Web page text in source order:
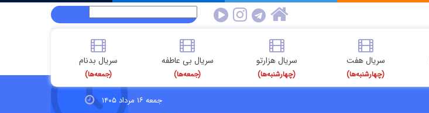
سریال هفت
(چهارشنبه‌ها)
سریال هزارتو
(چهارشنبه‌ها)
سریال بی عاطفه
(جمعه‌ها)
سریال بدنام
(جمعه‌ها)
جمعه ۱۶ مرداد ۱۴۰۵